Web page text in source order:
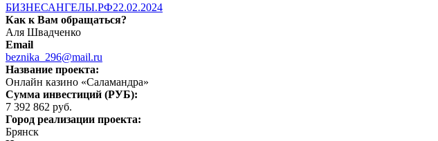
БИЗНЕСАНГЕЛЫ.РФ22.02.2024
Как к Вам обращаться?
Аля Швадченко
Email
beznika_296@mail.ru
Название проекта:
Онлайн казино «Саламандра»
Сумма инвестиций (РУБ):
7 392 862 руб.
Город реализации проекта:
Брянск